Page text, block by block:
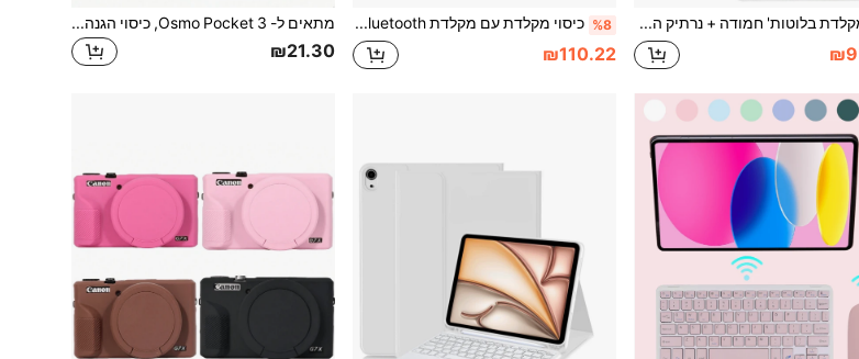
מקלדת בלוטות' חמודה + נרתיק הגנה לטאבלט עם סרט + עכבר + פד לעכבר, סט מקלדת אלחוטית ניידת (150mAh) ועכבר, תואם לטאבלט סמסונג, אפל, אנדרואיד, iOS, ווינדוס. (לבן) %8 כיסוי מקלדת עם מקלדת Bluetooth נטענת נשלפת (280mAh) ומשטח מגע תואם לסמסונג גלקסי טאב / / SE, עם חריץ לעט (ורוד)
₪110.22
מתאים ל- Osmo Pocket 3, כיסוי הגנה מסיליקון, כיסוי הגנה לגימבל, סרט הגנה לעדשה, כיסוי הגנה נגד שריטות, כיסוי הגנה נגד התנגשות, הגנה מסיליקון רך, אביזרים חסיני אבק, אביזרי מארז למצלמה
₪21.30